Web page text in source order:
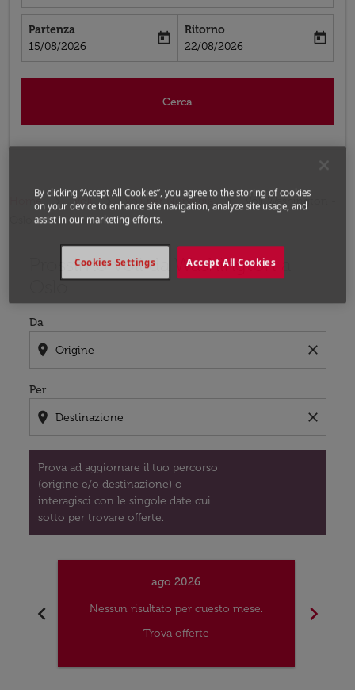
Partenza
fc-booking-departure-date-aria-label
15/08/2026
today
Ritorno
fc-booking-return-date-aria-label
22/08/2026
today
Cerca
Home Voli Voli per Norvegia
Voli Washington -
Prossimo voli da Washington a
Oslo
Da
location_on close
Per
location_on close
Prova ad aggiornare il tuo percorso
(origine e/o destinazione) o
interagisci con le singole date qui
sotto per trovare offerte.
Prova ad aggiornare il tuo percorso (origine e/o
chevron_left
ago 2026
Nessun risultato per questo mese.
Trova offerte
chevron_right
By clicking “Accept All Cookies”, you agree to the storing of cookies
on your device to enhance site navigation, analyze site usage, and
assist in our marketing efforts.
Accept All Cookies
Cookies Settings